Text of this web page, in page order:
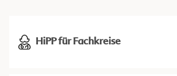
HiPP für Fachkreise